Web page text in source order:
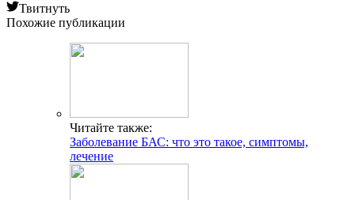
Твитнуть
Похожие публикации
Читайте также:
Заболевание БАС: что это такое, симптомы,
лечение